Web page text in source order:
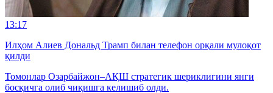
13:17
Илҳом Алиев Дональд Трамп билан телефон орқали мулоқот
қилди
Томонлар Озарбайжон–АҚШ стратегик шериклигини янги
босқичга олиб чиқишга келишиб олди.